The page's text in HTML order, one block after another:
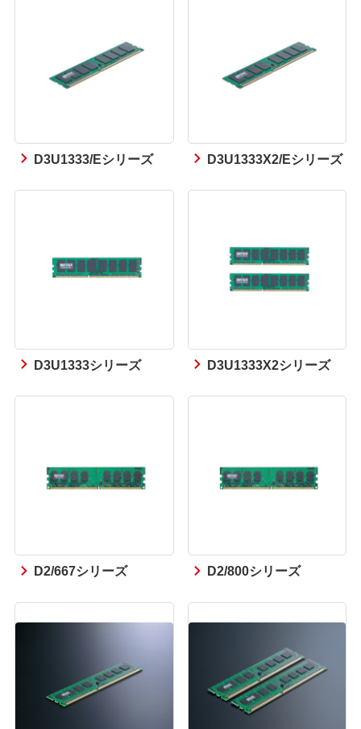
D3U1333/Eシリーズ D3U1333X2/Eシリーズ
D3U1333シリーズ D3U1333X2シリーズ
D2/667シリーズ D2/800シリーズ